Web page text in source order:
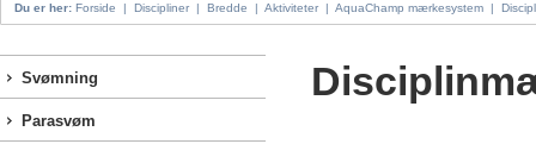
Du er her: Forside | Discipliner | Bredde | Aktiviteter | AquaChamp mærkesystem |
Svømning
Parasvøm